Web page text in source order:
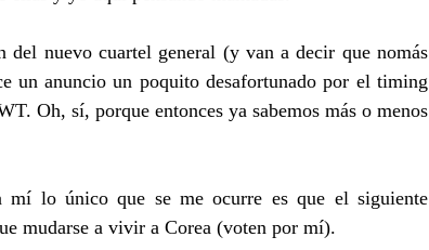
nuevo cuartel general (y van a decir que nomás
un anuncio un poquito desafortunado por el timing
Oh, sí, porque entonces ya sabemos más o menos
mí lo único que se me ocurre es que el siguiente
mudarse a vivir a Corea (voten por mí).